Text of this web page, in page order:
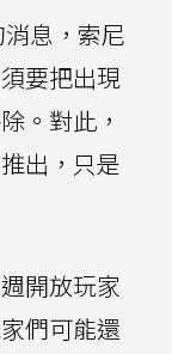
息，索尼
要把出現
。對此，
出，只是
開放玩家
們可能還